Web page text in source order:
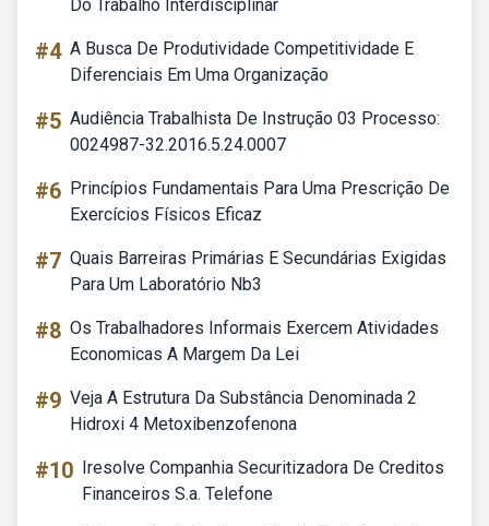
Do Trabalho Interdisciplinar
#4 A Busca De Produtividade Competitividade E
Diferenciais Em Uma Organização
#5 Audiência Trabalhista De Instrução 03 Processo:
0024987-32.2016.5.24.0007
#6 Princípios Fundamentais Para Uma Prescrição De
Exercícios Físicos Eficaz
#7 Quais Barreiras Primárias E Secundárias Exigidas
Para Um Laboratório Nb3
#8 Os Trabalhadores Informais Exercem Atividades
Economicas A Margem Da Lei
#9 Veja A Estrutura Da Substância Denominada 2
Hidroxi 4 Metoxibenzofenona
#10 Iresolve Companhia Securitizadora De Creditos
Financeiros S.a. Telefone